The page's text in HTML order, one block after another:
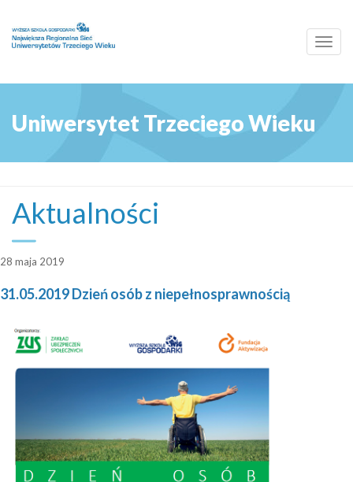
Uniwersytet Trzeciego Wieku
Aktualności
28 maja 2019
31.05.2019 Dzień osób z niepełnosprawnością